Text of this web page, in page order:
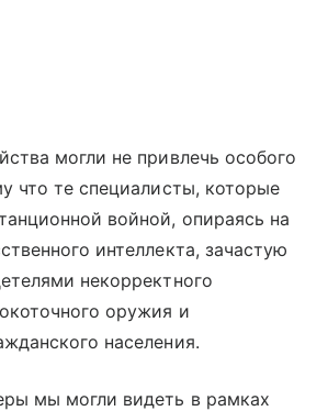
могли не привлечь особого
что те специалисты, которые
войной, опираясь на
интеллекта, зачастую
некорректного
оружия и
населения.
мы могли видеть в рамках